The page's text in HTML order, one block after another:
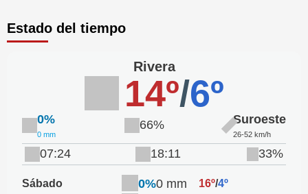
Estado del tiempo
Rivera
14º/6º
0%
0 mm
66% Suroeste
26-52 km/h
07:24 18:11 33%
Sábado 0%0 mm 16º/4º